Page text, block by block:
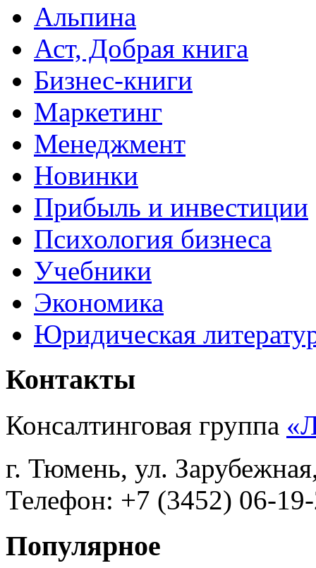
Альпина
Аст, Добрая книга
Бизнес-книги
Маркетинг
Менеджмент
Новинки
Прибыль и инвестиции
Психология бизнеса
Учебники
Экономика
Юридическая
Контакты
Консалтинговая группа
г. Тюмень, ул.
Телефон: +7 (3452) 06-
Популярное